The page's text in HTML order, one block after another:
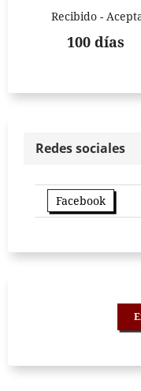
Recibido -
100 días
Redes sociales
Facebook